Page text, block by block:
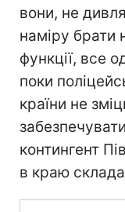
вони, не
наміру брати
функції, все
поки
країни не
контингент
в краю